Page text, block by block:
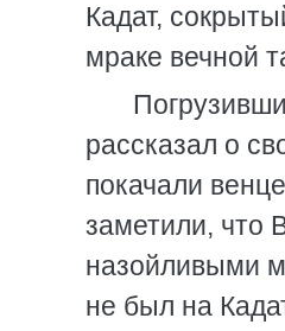
Кадат,
мраке вечной
рассказал о
покачали
заметили, что
назойливыми
не был на